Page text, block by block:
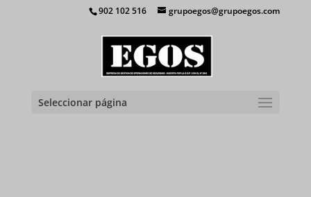
902 102 516 grupoegos@grupoegos.com
Seleccionar página